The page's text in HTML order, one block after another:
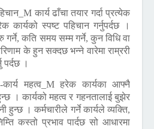
कार्य ढाँचा तयार गर्दा प्रत्येक
कार्यको स्पष्ट पहिचान गर्नुपर्दछ ।
गर्ने, कति समय सम्म गर्ने, कुन विधि वा
के हुन सक्दछ भन्ने वारेमा राम्ररी
पर्दछ ।
-कार्य महत्व_M हरेक कार्यका आफ्नै
। कार्यको महत्व र गहनतालाई बुझेर
हुन्छ । कर्मचारीले गर्ने कार्यले व्यक्ति,
कस्तो प्रभाव पार्दछ सो आधारमा